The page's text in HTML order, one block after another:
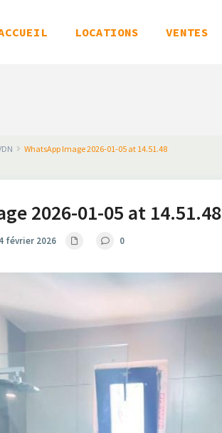
LOCATIONS VENTES
WhatsApp Image 2026-01-05 at 14.51.48
2026-01-05 at 14.51.48
février 2026 0